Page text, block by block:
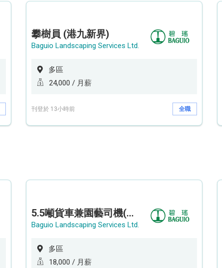
攀樹員 (港九新界)
Baguio Landscaping Services Ltd.
多區
24,000 / 月薪
刊登於 13小時前 全職
5.5噸貨車兼園藝司機(港九新界)
Baguio Landscaping Services Ltd.
多區
18,000 / 月薪